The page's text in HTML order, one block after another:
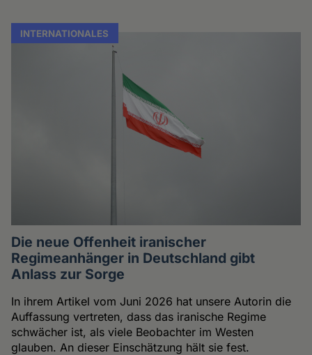
INTERNATIONALES
Die neue Offenheit iranischer
Regimeanhänger in Deutschland gibt
Anlass zur Sorge
In ihrem Artikel vom Juni 2026 hat unsere Autorin die
Auffassung vertreten, dass das iranische Regime
schwächer ist, als viele Beobachter im Westen
glauben. An dieser Einschätzung hält sie fest.